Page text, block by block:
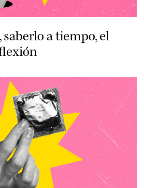
a tiempo, el